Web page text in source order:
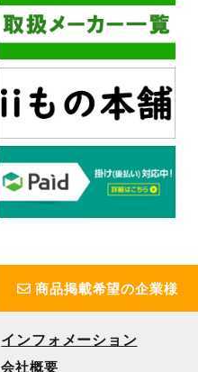
商品掲載希望の企業様
インフォメーション
会社概要